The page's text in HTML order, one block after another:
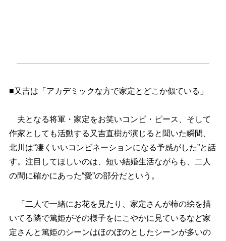
■又吉は「アカデミックな方で家定とどこか似ている」
夫となる将軍・家定をお笑いコンビ・ピース、そして
作家としても活動する又吉直樹が演じると聞いた瞬間、
北川は“凄くいいコンビネーションになる予感がした”と話
す。注目してほしいのは、短い結婚生活ながらも、二人
の間に確かにあった“愛”の部分だという。
「二人で一緒にお花を見たり、家定さんが柿の絵を描
いてる隣で篤姫がその様子をにこやかに見ているなど家
定さんと篤姫のシーンはほのぼのとしたシーンが多いの